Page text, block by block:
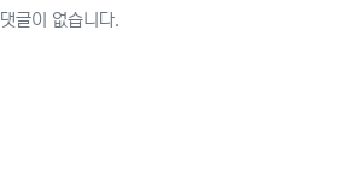
댓글이 없습니다.